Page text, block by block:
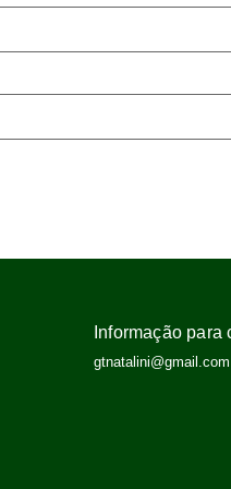
Informação para
gtnatalini@gmail.com